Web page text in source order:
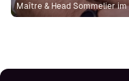
Maître & Head Sommelier